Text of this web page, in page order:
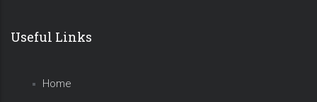
Useful Links
Home